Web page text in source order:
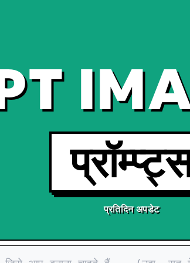
प्रतिदिन अपडेट